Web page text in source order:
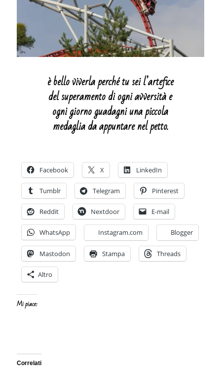
è bello viverla perché tu sei l’artefice
del superamento di ogni avversità e
ogni giorno guadagni una piccola
medaglia da appuntare nel petto.
Facebook X LinkedIn
Tumblr Telegram Pinterest
Reddit Nextdoor E-mail
WhatsApp Instagram.com Blogger
Mastodon Stampa Threads
Altro
Mi piace:
Correlati